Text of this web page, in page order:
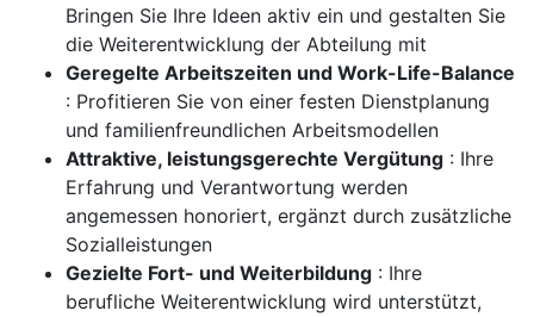
Bringen Sie Ihre Ideen aktiv ein und gestalten Sie
die Weiterentwicklung der Abteilung mit
Geregelte Arbeitszeiten und Work-Life-Balance
: Profitieren Sie von einer festen Dienstplanung
und familienfreundlichen Arbeitsmodellen
Attraktive, leistungsgerechte Vergütung : Ihre
Erfahrung und Verantwortung werden
angemessen honoriert, ergänzt durch zusätzliche
Sozialleistungen
Gezielte Fort- und Weiterbildung : Ihre
berufliche Weiterentwicklung wird unterstützt,